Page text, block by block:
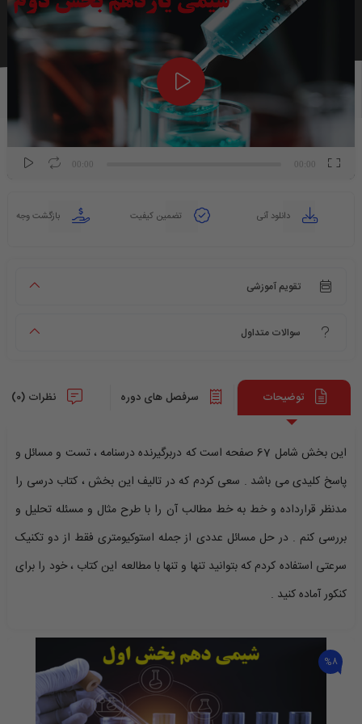
00:00 00:00
دانلود آنی تضمین کیفیت بازگشت وجه
تقویم آموزشی
سوالات متداول
توضیحات سرفصل های دوره نظرات (0)
این بخش شامل 67 صفحه است که دربرگیرنده درسنامه ، تست و مسائل و
پاسخ کلیدی می باشد . سعی کردم که در تالیف این بخش ، کتاب درسی را
مدنظر قرارداده و خط به خط مطالب آن را با طرح مثال و مسئله تحلیل و
بررسی کنم . در حل مسائل عددی از جمله استوکیومتری فقط از دو تکنیک
سرعتی استفاده کردم که بتوانید تنها و تنها با مطالعه این کتاب ، خود را برای
کنکور آماده کنید .
%8